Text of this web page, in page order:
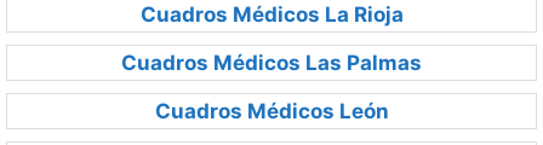
Cuadros Médicos La Rioja
Cuadros Médicos Las Palmas
Cuadros Médicos León